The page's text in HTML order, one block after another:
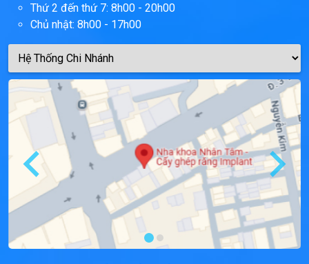
Thứ 2 đến thứ 7: 8h00 - 20h00
Chủ nhật: 8h00 - 17h00